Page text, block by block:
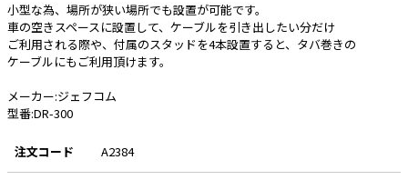
e431オリジナル
暑さ対策
販売終了品
小型な為、場所が狭い場所でも設置が可能です。
車の空きスペースに設置して、ケーブルを引き出したい分だけ
ご利用される際や、付属のスタッドを4本設置すると、タバ巻きの
ケーブルにもご利用頂けます。
メーカー:ジェフコム
型番:DR-300
注文コード A2384